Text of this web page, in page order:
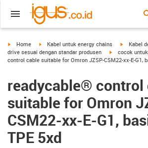
igus-icon-arrow-right
Home igus-icon-arrow-right
Kabel untuk energy chains igus-Kabel
drive sesuai dengan standar produsen
igus-icon-
cocok
control cable suitable for Omron JZSP-CSM22-xx-E-G1,
readycable® control
suitable for Omron
CSM22-xx-E-G1,
TPE 5xd